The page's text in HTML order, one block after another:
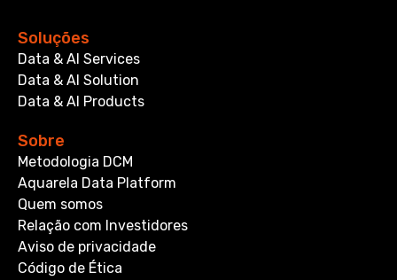
Soluções
Data & AI Services
Data & AI Solution
Data & AI Products
Sobre
Metodologia DCM
Aquarela Data Platform
Quem somos
Relação com Investidores
Aviso de privacidade
Código de Ética